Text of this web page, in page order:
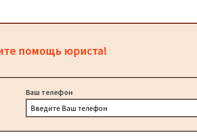
помощь юриста!
Ваш телефон